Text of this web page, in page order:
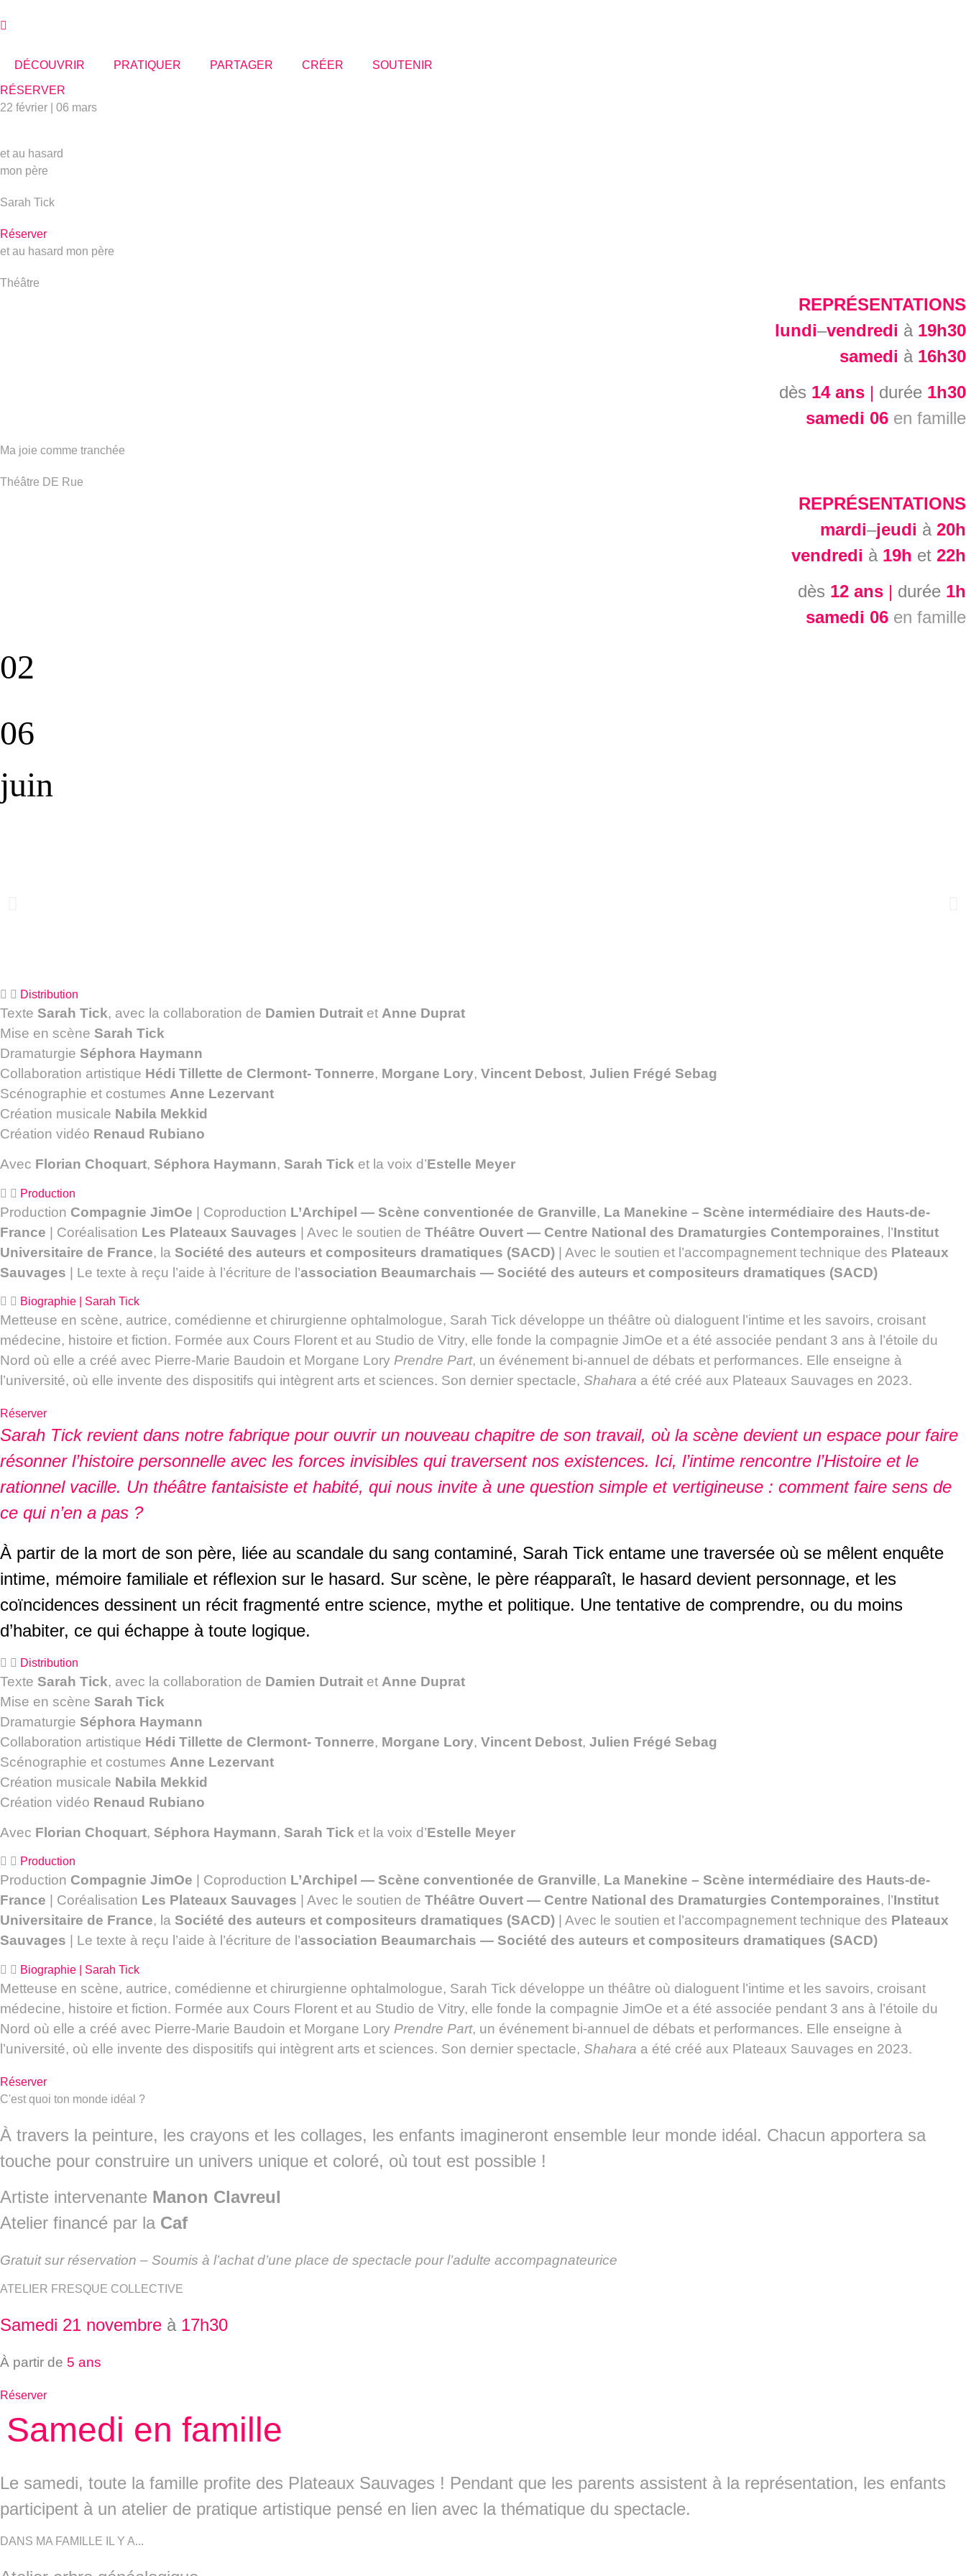
au
DÉCOUVRIR
PRATIQUER PARTAGER CRÉER SOUTENIR
RÉSERVER
22 février | 06 mars
et au hasard
mon père
Sarah Tick
Réserver
et au hasard mon père
Théâtre
REPRÉSENTATIONS
lundi–vendredi à 19h30
samedi à 16h30
dès 14 ans | durée 1h30
samedi 06 en famille
Ma joie comme tranchée
Théâtre DE Rue
REPRÉSENTATIONS
mardi–jeudi à 20h
vendredi à 19h et 22h
dès 12 ans | durée 1h
samedi 06 en famille
02
06
juin
Distribution
Texte Sarah Tick, avec la collaboration de Damien Dutrait et Anne Duprat
Mise en scène Sarah Tick
Dramaturgie Séphora Haymann
Collaboration artistique Hédi Tillette de Clermont- Tonnerre, Morgane Lory, Vincent Debost, Julien Frégé Sebag
Scénographie et costumes Anne Lezervant
Création musicale Nabila Mekkid
Création vidéo Renaud Rubiano
Avec Florian Choquart, Séphora Haymann, Sarah Tick et la voix d’Estelle Meyer
Production
Production Compagnie JimOe | Coproduction L’Archipel — Scène conventionée de Granville, La Manekine – Scène intermédiaire des Hauts-de-
France | Coréalisation Les Plateaux Sauvages | Avec le soutien de Théâtre Ouvert — Centre National des Dramaturgies Contemporaines, l’Institut
Universitaire de France, la Société des auteurs et compositeurs dramatiques (SACD) | Avec le soutien et l’accompagnement technique des Plateaux
Sauvages | Le texte à reçu l’aide à l’écriture de l’association Beaumarchais — Société des auteurs et compositeurs dramatiques (SACD)
Biographie | Sarah Tick
Metteuse en scène, autrice, comédienne et chirurgienne ophtalmologue, Sarah Tick développe un théâtre où dialoguent l’intime et les savoirs, croisant
médecine, histoire et fiction. Formée aux Cours Florent et au Studio de Vitry, elle fonde la compagnie JimOe et a été associée pendant 3 ans à l’étoile du
Nord où elle a créé avec Pierre-Marie Baudoin et Morgane Lory Prendre Part, un événement bi-annuel de débats et performances. Elle enseigne à
l’université, où elle invente des dispositifs qui intègrent arts et sciences. Son dernier spectacle, Shahara a été créé aux Plateaux Sauvages en 2023.
Réserver
Sarah Tick revient dans notre fabrique pour ouvrir un nouveau chapitre de son travail, où la scène devient un espace pour faire
résonner l’histoire personnelle avec les forces invisibles qui traversent nos existences. Ici, l’intime rencontre l’Histoire et le
rationnel vacille. Un théâtre fantaisiste et habité, qui nous invite à une question simple et vertigineuse : comment faire sens de
ce qui n’en a pas ?
À partir de la mort de son père, liée au scandale du sang contaminé, Sarah Tick entame une traversée où se mêlent enquête
intime, mémoire familiale et réflexion sur le hasard. Sur scène, le père réapparaît, le hasard devient personnage, et les
coïncidences dessinent un récit fragmenté entre science, mythe et politique. Une tentative de comprendre, ou du moins
d’habiter, ce qui échappe à toute logique.
Distribution
Texte Sarah Tick, avec la collaboration de Damien Dutrait et Anne Duprat
Mise en scène Sarah Tick
Dramaturgie Séphora Haymann
Collaboration artistique Hédi Tillette de Clermont- Tonnerre, Morgane Lory, Vincent Debost, Julien Frégé Sebag
Scénographie et costumes Anne Lezervant
Création musicale Nabila Mekkid
Création vidéo Renaud Rubiano
Avec Florian Choquart, Séphora Haymann, Sarah Tick et la voix d’Estelle Meyer
Production
Production Compagnie JimOe | Coproduction L’Archipel — Scène conventionée de Granville, La Manekine – Scène intermédiaire des Hauts-de-
France | Coréalisation Les Plateaux Sauvages | Avec le soutien de Théâtre Ouvert — Centre National des Dramaturgies Contemporaines, l’Institut
Universitaire de France, la Société des auteurs et compositeurs dramatiques (SACD) | Avec le soutien et l’accompagnement technique des Plateaux
Sauvages | Le texte à reçu l’aide à l’écriture de l’association Beaumarchais — Société des auteurs et compositeurs dramatiques (SACD)
Biographie | Sarah Tick
Metteuse en scène, autrice, comédienne et chirurgienne ophtalmologue, Sarah Tick développe un théâtre où dialoguent l’intime et les savoirs, croisant
médecine, histoire et fiction. Formée aux Cours Florent et au Studio de Vitry, elle fonde la compagnie JimOe et a été associée pendant 3 ans à l’étoile du
Nord où elle a créé avec Pierre-Marie Baudoin et Morgane Lory Prendre Part, un événement bi-annuel de débats et performances. Elle enseigne à
l’université, où elle invente des dispositifs qui intègrent arts et sciences. Son dernier spectacle, Shahara a été créé aux Plateaux Sauvages en 2023.
Réserver
C'est quoi ton monde idéal ?
À travers la peinture, les crayons et les collages, les enfants imagineront ensemble leur monde idéal. Chacun apportera sa
touche pour construire un univers unique et coloré, où tout est possible !
Artiste intervenante Manon Clavreul
Atelier financé par la Caf
Gratuit sur réservation – Soumis à l’achat d’une place de spectacle pour l’adulte accompagnateurice
ATELIER FRESQUE COLLECTIVE
Samedi 21 novembre à 17h30
À partir de 5 ans
Réserver
Samedi en famille
Le samedi, toute la famille profite des Plateaux Sauvages ! Pendant que les parents assistent à la représentation, les enfants
participent à un atelier de pratique artistique pensé en lien avec la thématique du spectacle.
DANS MA FAMILLE IL Y A...